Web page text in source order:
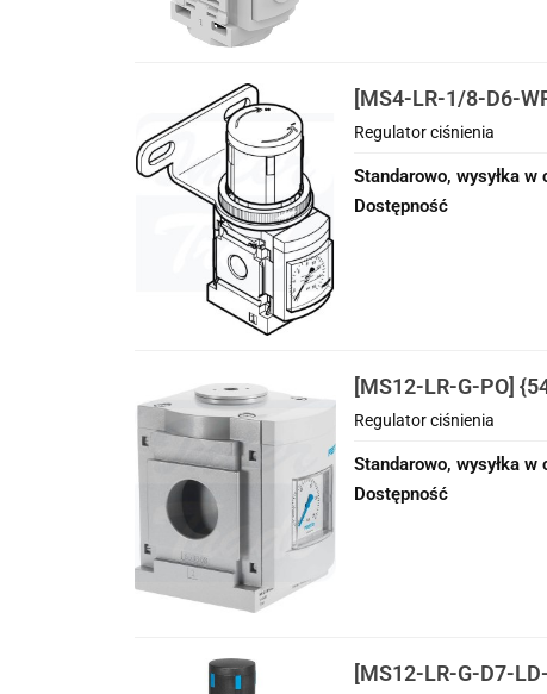
[MS4-LR-1/8-D6-
Regulator ciśnienia
Standarowo, wysyłka w
Dostępność
[MS12-LR-G-PO]
Regulator ciśnienia
Standarowo, wysyłka w
Dostępność
[MS12-LR-G-D7-